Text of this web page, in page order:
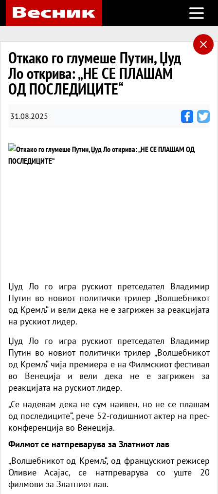
Open
Откако го глумеше Путин, Џуд
Ло открива: „НЕ СЕ ПЛАШАМ
ОД ПОСЛЕДИЦИТЕ“
31.08.2025
Џуд Ло го игра рускиот претседател Владимир
Путин во новиот политички трилер „Волшебникот
од Кремљ“ и вели дека не е загрижен за реакцијата
на рускиот лидер.
Џуд Ло го игра рускиот претседател Владимир
Путин во новиот политички трилер „Волшебникот
од Кремљ“ чија премиера е на Филмскиот фестивал
во Венеција и вели дека не е загрижен за
реакцијата на рускиот лидер.
„Се надевам дека не сум наивен, но не се плашам
од последиците“, рече 52-годишниот актер на прес-
конференција во Венеција.
Филмот се натпреварува за Златниот лав
„Волшебникот од Кремљ“, од францускиот режисер
Оливие Асајас, се натпреварува со уште 20
филмови за Златниот лав.